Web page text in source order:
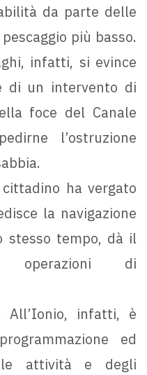
da parte delle
più basso.
infatti, si evince
di un intervento di
foce del Canale
l’ostruzione
ha vergato
la navigazione
stesso tempo, dà il
di
All’Ionio, infatti, è
ed
attività e degli